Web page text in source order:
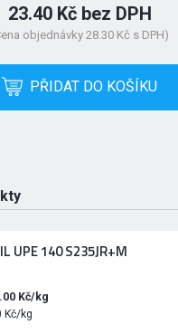
23.40 Kč bez DPH
objednávky 28.30 Kč s DPH)
PŘIDAT DO KOŠÍKU
UPE 140 S235JR+M
Kč/kg
Kč/kg